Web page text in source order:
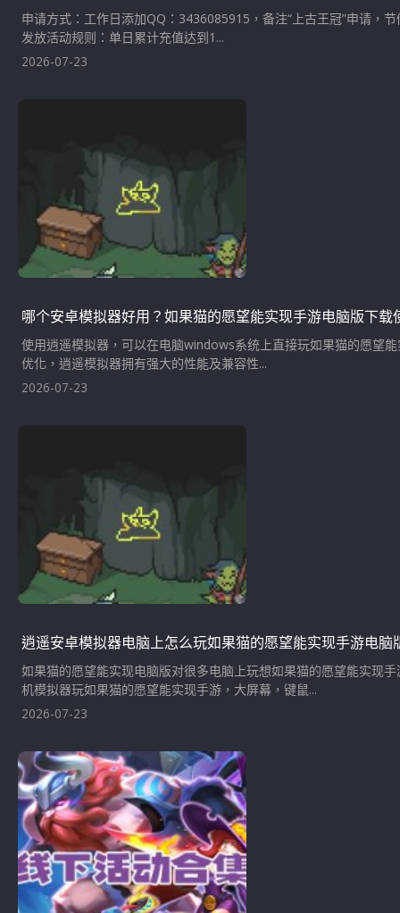
申请方式：工作日添加QQ：3436085915，备注“上古王冠”申请，
发放活动规则：单日累计充值达到1...
2026-07-23
哪个安卓模拟器好用？如果猫的愿望能实现手游电脑版下载
使用逍遥模拟器，可以在电脑windows系统上直接玩如果猫的愿望
优化，逍遥模拟器拥有强大的性能及兼容性...
2026-07-23
逍遥安卓模拟器电脑上怎么玩如果猫的愿望能实现手游电脑
如果猫的愿望能实现电脑版对很多电脑上玩想如果猫的愿望能实现
机模拟器玩如果猫的愿望能实现手游，大屏幕，键鼠...
2026-07-23